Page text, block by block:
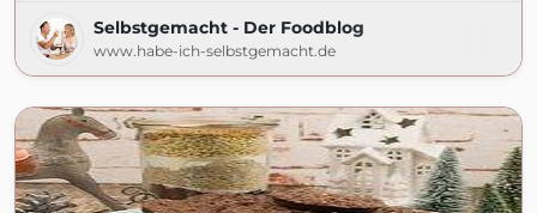
Selbstgemacht - Der Foodblog
www.habe-ich-selbstgemacht.de